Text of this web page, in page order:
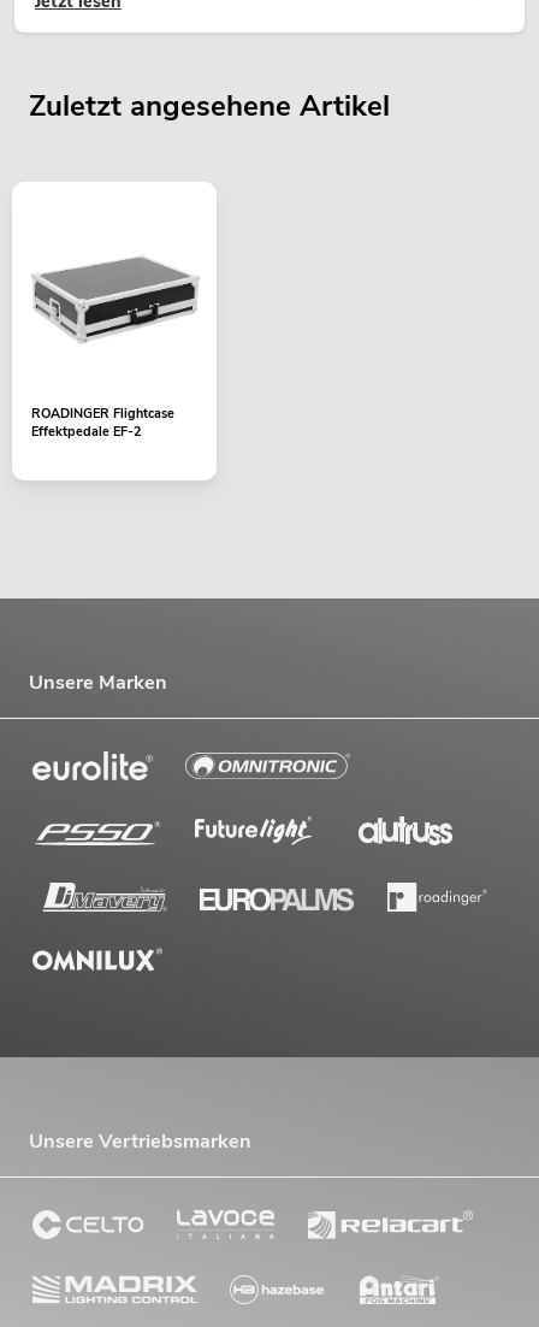
Zuletzt angesehene Artikel
ROADINGER Flightcase
Effektpedale EF-2
Unsere Marken
Unsere Vertriebsmarken